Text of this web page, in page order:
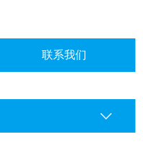
联系我们